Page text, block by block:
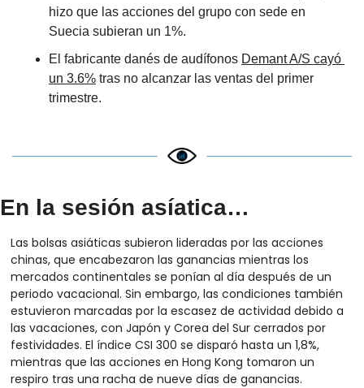
hizo que las acciones del grupo con sede en
Suecia subieran un 1%.
El fabricante danés de audífonos Demant A/S cayó
un 3.6% tras no alcanzar las ventas del primer
trimestre.
En la sesión asíatica…
Las bolsas asiáticas subieron lideradas por las acciones
chinas, que encabezaron las ganancias mientras los
mercados continentales se ponían al día después de un
periodo vacacional. Sin embargo, las condiciones también
estuvieron marcadas por la escasez de actividad debido a
las vacaciones, con Japón y Corea del Sur cerrados por
festividades. El índice CSI 300 se disparó hasta un 1,8%,
mientras que las acciones en Hong Kong tomaron un
respiro tras una racha de nueve días de ganancias.